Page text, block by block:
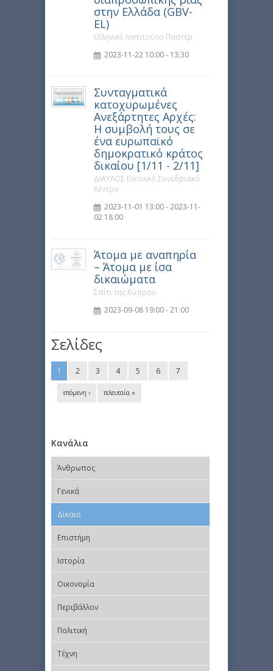
στην Ελλάδα (GBV-
EL)
Ελληνικό Ινστιτούτο Παστέρ
2023-11-22 10:00 - 13:30
Συνταγματικά
κατοχυρωμένες
Ανεξάρτητες Αρχές:
Η συμβολή τους σε
ένα ευρωπαϊκό
δημοκρατικό κράτος
δικαίου [1/11 - 2/11]
ΔΙΑΥΛΟΣ Εικονικό Συνεδριακό
Κέντρο
2023-11-01 13:00 - 2023-11-
02 18:00
Άτομα με αναπηρία
– Άτομα με ίσα
δικαιώματα
Σπίτι της Κύπρου
2023-09-08 19:00 - 21:00
Σελίδες
1 2 3 4 5 6 7
επόμενη › τελευταία »
Κανάλια
Άνθρωπος
Γενικά
Δίκαιο
Επιστήμη
Ιστορία
Οικονομία
Περιβάλλον
Πολιτική
Τέχνη